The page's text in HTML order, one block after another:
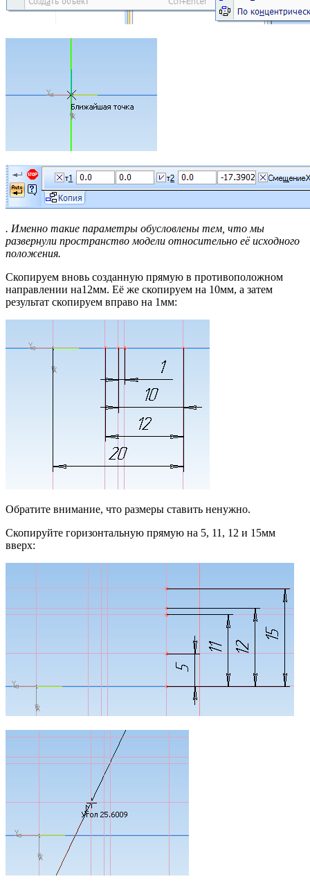
. Именно такие параметры обусловлены тем, что мы
развернули пространство модели относительно её исходного
положения.
Скопируем вновь созданную прямую в противоположном
направлении на12мм. Её же скопируем на 10мм, а затем
результат скопируем вправо на 1мм:
Обратите внимание, что размеры ставить ненужно.
Скопируйте горизонтальную прямую на 5, 11, 12 и 15мм
вверх: